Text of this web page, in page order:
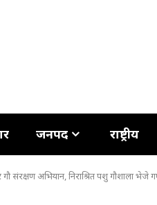
जनपद राष्ट्रीय
संरक्षण अभियान, निराश्रित पशु गौशाला भेजे